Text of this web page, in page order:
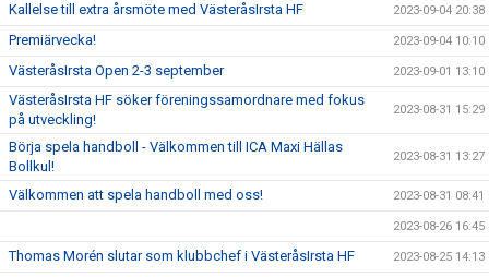
Kallelse till extra årsmöte med VästeråsIrsta HF 2023-09-04 20:38
Premiärvecka! 2023-09-04 10:10
VästeråsIrsta Open 2-3 september 2023-09-01 13:10
VästeråsIrsta HF söker föreningssamordnare med fokus
på utveckling!
2023-08-31 15:29
Börja spela handboll - Välkommen till ICA Maxi Hällas
Bollkul!
2023-08-31 13:27
Välkommen att spela handboll med oss! 2023-08-31 08:41
2023-08-26 16:45
Thomas Morén slutar som klubbchef i VästeråsIrsta HF 2023-08-25 14:13